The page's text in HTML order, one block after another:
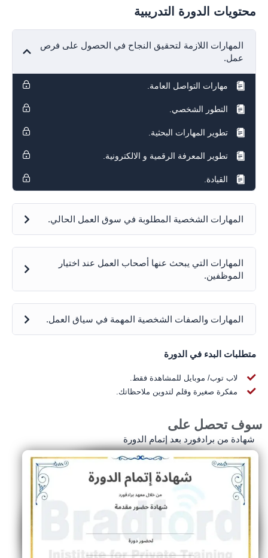
محتويات الدورة التدريبية
المهارات اللازمة لتحقيق النجاح في الحصول على فرص
عمل.
مهارات التواصل العامة.
التطور الشخصي.
تطوير المهارات البحثية.
تطوير المعرفة الرقمية و الالكترونية.
القيادة.
المهارات الشخصية المطلوبة في سوق العمل الحالي.
المهارات التي يبحث عنها أصحاب العمل عند اختيار
الموظفين.
المهارات والصفات الشخصية المهمة في سياق العمل.
متطلبات البدء في الدورة
لاب توب/ موبايل للمشاهدة فقط.
مفكرة صغيرة وقلم لتدوين ملاحظاتك.
تحصل على
شهادة من برادفورد بعد إتمام الدورة